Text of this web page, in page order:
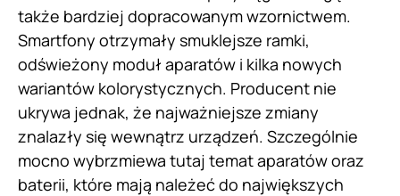
także bardziej dopracowanym wzornictwem.
Smartfony otrzymały smuklejsze ramki,
odświeżony moduł aparatów i kilka nowych
wariantów kolorystycznych. Producent nie
ukrywa jednak, że najważniejsze zmiany
znalazły się wewnątrz urządzeń. Szczególnie
mocno wybrzmiewa tutaj temat aparatów oraz
baterii, które mają należeć do największych